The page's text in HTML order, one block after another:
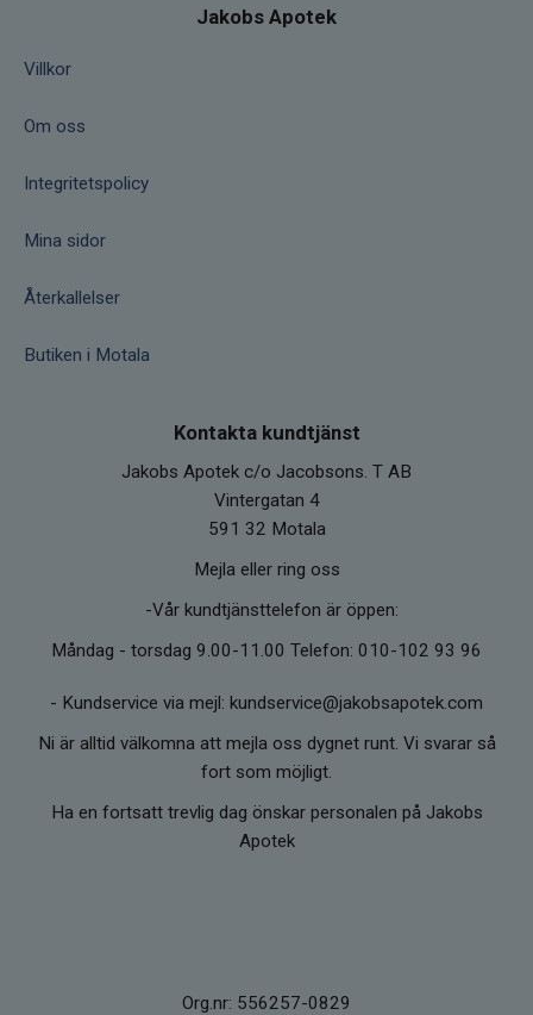
Jakobs Apotek
Villkor
Om oss
Integritetspolicy
Mina sidor
Återkallelser
Butiken i Motala
Kontakta kundtjänst
Jakobs Apotek c/o Jacobsons. T AB
Vintergatan 4
591 32 Motala
Mejla eller ring oss
-Vår kundtjänsttelefon är öppen:
Måndag - torsdag 9.00-11.00 Telefon: 010-102 93 96
- Kundservice via mejl: kundservice@jakobsapotek.com
Ni är alltid välkomna att mejla oss dygnet runt. Vi svarar så
fort som möjligt.
Ha en fortsatt trevlig dag önskar personalen på Jakobs
Apotek
Org.nr: 556257-0829